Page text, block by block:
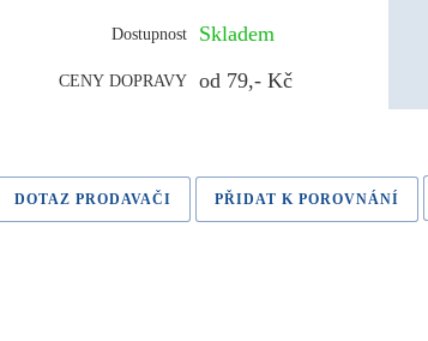
Dostupnost Skladem
CENY DOPRAVY od 79,- Kč
DOTAZ PRODAVAČI PŘIDAT K POROVNÁNÍ